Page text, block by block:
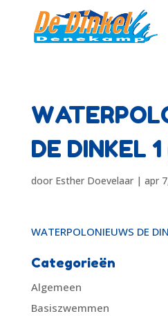
DE DINKEL 1
door Esther Doevelaar| apr
WATERPOLONIEUWS DE
Categorieën
Algemeen
Basiszwemmen